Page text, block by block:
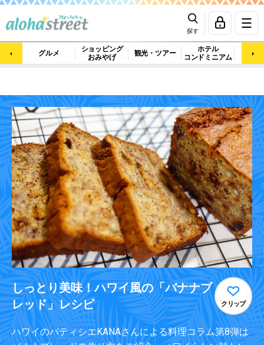
探す
グルメ
ショッピング
おみやげ
観光・ツアー
ホテル
コンドミニアム
マッ
しっとり美味！ハワイ風の「バナナブ
レッド」レシピ
クリップ
ハワイのパティシエKANAさんによる料理コラム第8弾は